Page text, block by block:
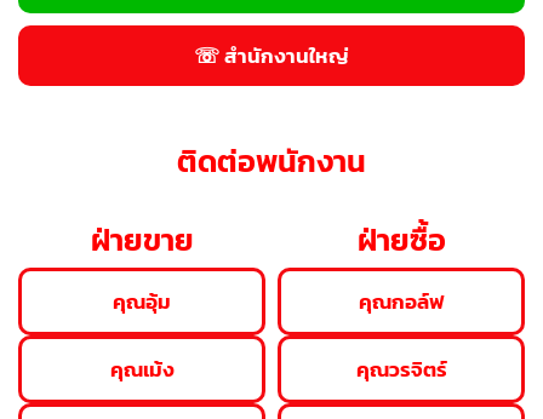
☏ สำนักงานใหญ่
ติดต่อพนักงาน
ฝ่ายขาย
คุณอุ้ม
คุณเม้ง
ฝ่ายซื้อ
คุณกอล์ฟ
คุณวรจิตร์